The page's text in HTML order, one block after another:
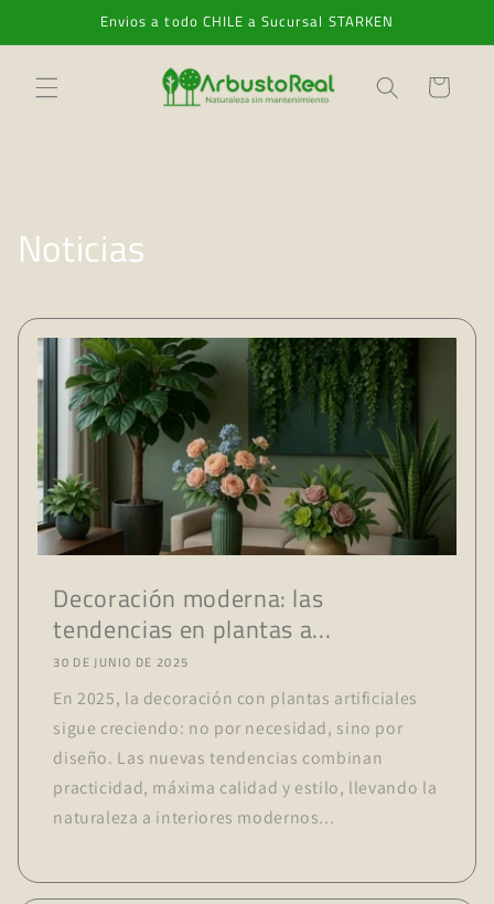
directamente
al contenido
Envios a todo CHILE a Sucursal STARKEN
Carrito
Noticias
Decoración moderna: las
tendencias en plantas a...
30 DE JUNIO DE 2025
En 2025, la decoración con plantas artificiales
sigue creciendo: no por necesidad, sino por
diseño. Las nuevas tendencias combinan
practicidad, máxima calidad y estilo, llevando la
naturaleza a interiores modernos...